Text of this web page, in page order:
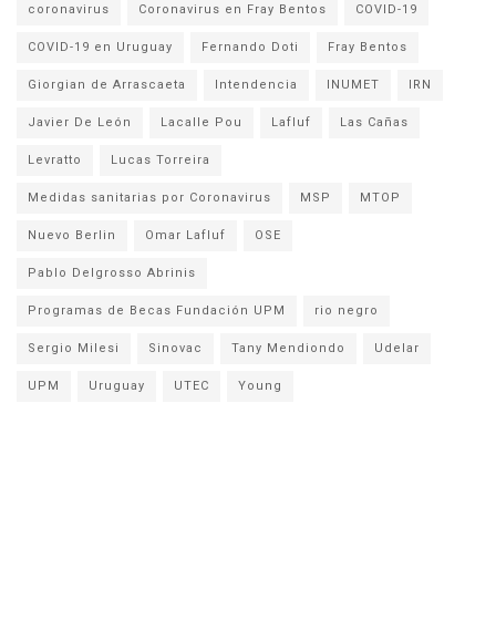
coronavirus Coronavirus en Fray Bentos COVID-19
COVID-19 en Uruguay Fernando Doti Fray Bentos
Giorgian de Arrascaeta Intendencia INUMET IRN
Javier De León Lacalle Pou Lafluf Las Cañas
Levratto Lucas Torreira
Medidas sanitarias por Coronavirus MSP MTOP
Nuevo Berlin Omar Lafluf OSE
Pablo Delgrosso Abrinis
Programas de Becas Fundación UPM rio negro
Sergio Milesi Sinovac Tany Mendiondo Udelar
UPM Uruguay UTEC Young